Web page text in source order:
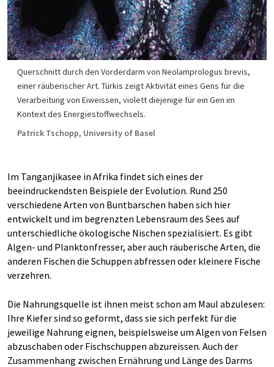
Querschnitt durch den Vorderdarm von Neolamprologus brevis,
einer räuberischer Art. Türkis zeigt Aktivität eines Gens für die
Verarbeitung von Eiweissen, violett diejenige für ein Gen im
Kontext des Energiestoffwechsels.
Patrick Tschopp, University of Basel
Im Tanganjikasee in Afrika findet sich eines der
beeindruckendsten Beispiele der Evolution. Rund 250
verschiedene Arten von Buntbarschen haben sich hier
entwickelt und im begrenzten Lebensraum des Sees auf
unterschiedliche ökologische Nischen spezialisiert. Es gibt
Algen- und Planktonfresser, aber auch räuberische Arten, die
anderen Fischen die Schuppen abfressen oder kleinere Fische
verzehren.
Die Nahrungsquelle ist ihnen meist schon am Maul abzulesen:
Ihre Kiefer sind so geformt, dass sie sich perfekt für die
jeweilige Nahrung eignen, beispielsweise um Algen von Felsen
abzuschaben oder Fischschuppen abzureissen. Auch der
Zusammenhang zwischen Ernährung und Länge des Darms